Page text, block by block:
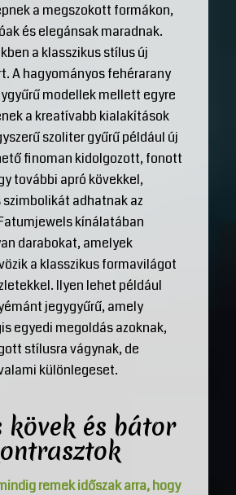
a megszokott formákon,
és elegánsak maradnak.
a klasszikus stílus új
A hagyományos fehérarany
modellek mellett egyre
a kreatívabb kialakítások
szoliter gyűrű például új
finoman kidolgozott, fonott
további apró kövekkel,
adhatnak az
kínálatában
darabokat, amelyek
a klasszikus formavilágot
Ilyen lehet például
jegygyűrű, amely
egyedi megoldás azoknak,
stílusra vágynak, de
különlegeset.
kövek és bátor
remek időszak arra, hogy